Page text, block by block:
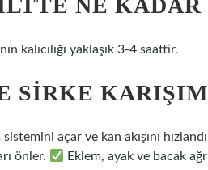
NE
kalıcılığı yaklaşık 3-4 saattir.
SIRKE
açar ve kan akışını
önler.
Eklem, ayak ve bacak